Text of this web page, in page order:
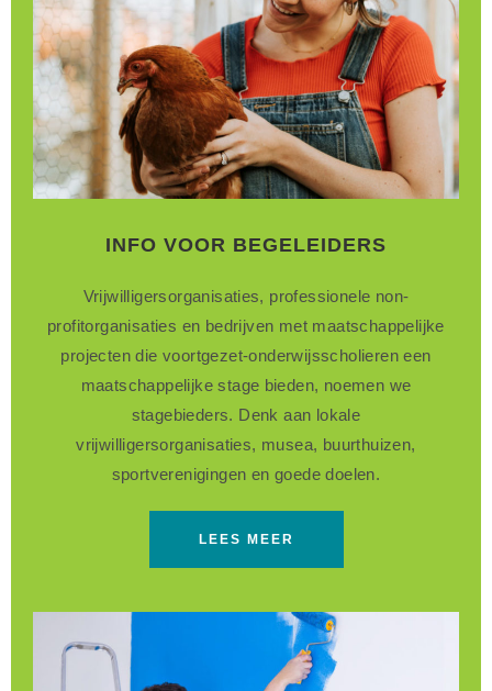
INFO VOOR BEGELEIDERS
Vrijwilligersorganisaties, professionele non-
profitorganisaties en bedrijven met maatschappelijke
projecten die voortgezet-onderwijsscholieren een
maatschappelijke stage bieden, noemen we
stagebieders. Denk aan lokale
vrijwilligersorganisaties, musea, buurthuizen,
sportverenigingen en goede doelen.
LEES MEER